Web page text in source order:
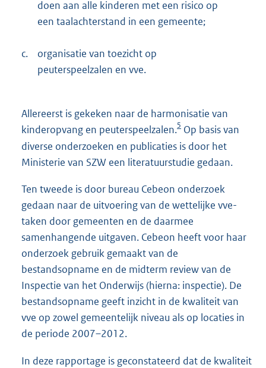
doen aan alle kinderen met een risico op
een taalachterstand in een gemeente;
c.
organisatie van toezicht op
peuterspeelzalen en vve.
Allereerst is gekeken naar de harmonisatie van
kinderopvang en peuterspeelzalen.5 Op basis van
diverse onderzoeken en publicaties is door het
Ministerie van SZW een literatuurstudie gedaan.
Ten tweede is door bureau Cebeon onderzoek
gedaan naar de uitvoering van de wettelijke vve-
taken door gemeenten en de daarmee
samenhangende uitgaven. Cebeon heeft voor haar
onderzoek gebruik gemaakt van de
bestandsopname en de midterm review van de
Inspectie van het Onderwijs (hierna: inspectie). De
bestandsopname geeft inzicht in de kwaliteit van
vve op zowel gemeentelijk niveau als op locaties in
de periode 2007–2012.
In deze rapportage is geconstateerd dat de kwaliteit